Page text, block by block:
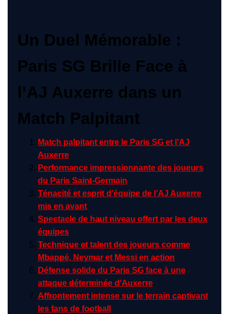
Un Duel Mémorable :
Paris SG Brille Face à
l’AJ Auxerre dans un
Match Palpitant
Match palpitant entre le Paris SG et l’AJ
Auxerre
Performance impressionnante des joueurs
du Paris Saint-Germain
Ténacité et esprit d’équipe de l’AJ Auxerre
mis en avant
Spectacle de haut niveau offert par les deux
équipes
Technique et talent des joueurs comme
Mbappé, Neymar et Messi en action
Défense solide du Paris SG face à une
attaque déterminée d’Auxerre
Affrontement intense sur le terrain captivant
les fans de football